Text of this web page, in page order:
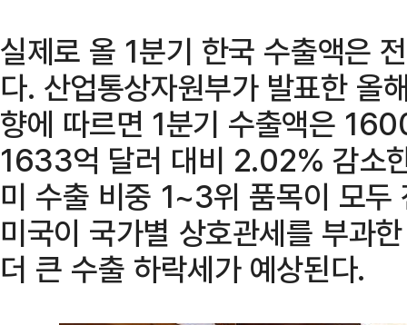
실제로 올 1분기 한국 수출액은
다. 산업통상자원부가 발표한 올
향에 따르면 1분기 수출액은
1633억 달러 대비 2.02% 감소
미 수출 비중 1~3위 품목이 모두
미국이 국가별 상호관세를 부과
더 큰 수출 하락세가 예상된다.